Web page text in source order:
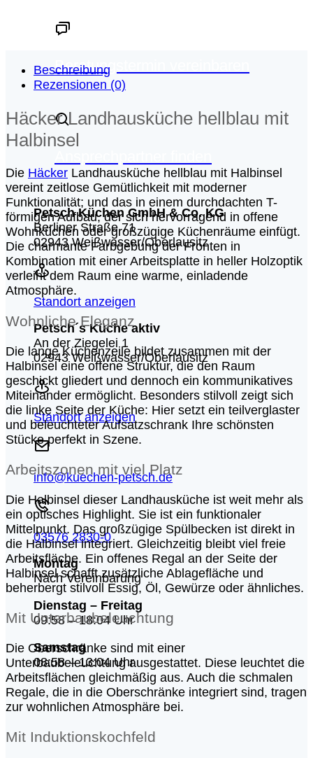
Beratungstermin vereinbaren
Petsch Küchen GmbH & Co. KG
Berliner Straße 71
02943 Weißwasser/Oberlausitz
Standort anzeigen
Petsch´s Küche aktiv
An der Ziegelei 1
02943 Weißwasser/Oberlausitz
Standort anzeigen
info@kuechen-petsch.de
03576 2830-0
Montag
Nach Vereinbarung
Dienstag – Freitag
09:58 – 18:04 Uhr
Samstag
08:58 – 13:04 Uhr
Beschreibung
Rezensionen (0)
Häcker Landhausküche hellblau mit
Halbinsel
Die Häcker Landhausküche hellblau mit Halbinsel
vereint zeitlose Gemütlichkeit mit moderner
Funktionalität; und das in einem durchdachten T-
förmigen Aufbau, der sich hervorragend in offene
Wohnküchen oder großzügige Küchenräume einfügt.
Die charmante Farbgebung der Fronten in
Kombination mit einer Arbeitsplatte in heller Holzoptik
verleiht dem Raum eine warme, einladende
Atmosphäre.
Wohnliche Eleganz
Die lange Küchenzeile bildet zusammen mit der
Halbinsel eine offene Struktur, die den Raum
geschickt gliedert und dennoch ein kommunikatives
Miteinander ermöglicht. Besonders stilvoll zeigt sich
die linke Seite der Küche: Hier setzt ein teilverglaster
und beleuchteter Aufsatzschrank Ihre schönsten
Stücke perfekt in Szene.
Arbeitszonen mit viel Platz
Die Halbinsel dieser Landhausküche ist weit mehr als
ein optisches Highlight. Sie ist ein funktionaler
Mittelpunkt. Das großzügige Spülbecken ist direkt in
die Halbinsel integriert. Gleichzeitig bleibt viel freie
Arbeitsfläche. Ein offenes Regal an der Seite der
Halbinsel schafft zusätzliche Ablagefläche und
beherbergt stilvoll Essig, Öl, Gewürze oder ähnliches.
Mit Unterbaubeleuchtung
Die Oberschränke sind mit einer
Unterbaubeleuchtung ausgestattet. Diese leuchtet die
Arbeitsflächen gleichmäßig aus. Auch die schmalen
Regale, die in die Oberschränke integriert sind, tragen
zur wohnlichen Atmosphäre bei.
Mit Induktionskochfeld